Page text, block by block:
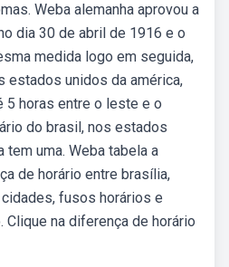
Weba alemanha aprovou a
dia 30 de abril de 1916 e o
medida logo em seguida,
estados unidos da américa,
5 horas entre o leste e o
do brasil, nos estados
tem uma. Weba tabela a
de horário entre brasília,
fusos horários e
na diferença de horário